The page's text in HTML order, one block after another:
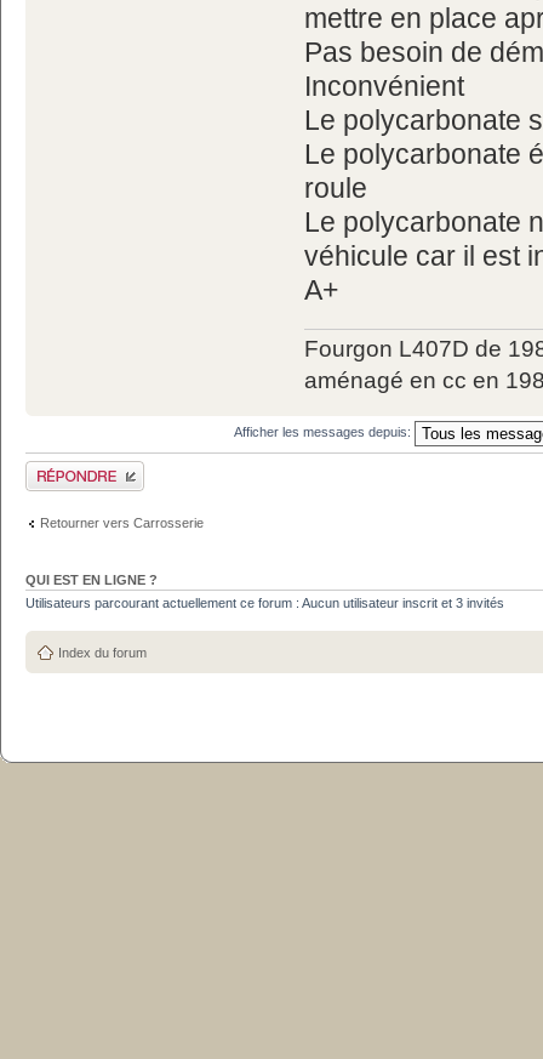
mettre en place
Pas besoin de
Inconvénient
Le polycarbonate
Le polycarbonate
roule
Le polycarbonate
véhicule car il est
A+
Fourgon L407D de
aménagé en cc en
Afficher les messages depuis:
Publier une réponse
Retourner vers Carrosserie
QUI EST EN LIGNE ?
Utilisateurs parcourant actuellement ce forum : Aucun utilisateur inscrit et 3 invités
Index du forum